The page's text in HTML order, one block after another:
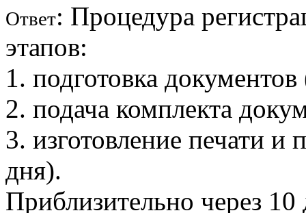
Ответ: Процедура
этапов:
1. подготовка
2. подача комплекта
3. изготовление печати и
дня).
Приблизительно через